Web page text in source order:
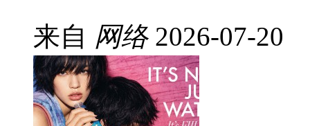
来自 网络 2026-07-20